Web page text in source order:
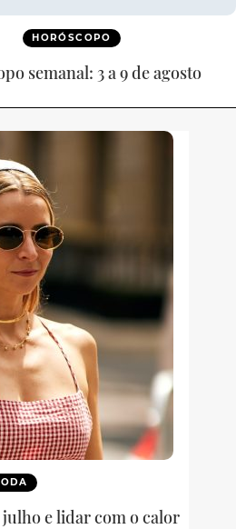
HORÓSCOPO
semanal: 3 a 9 de agosto
e lidar com o calor